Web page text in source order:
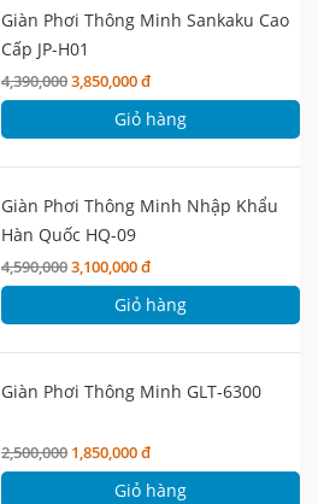
Giàn Phơi Thông Minh Sankaku Cao
Cấp JP-H01
4,390,0003,850,000 đ
Giỏ hàng
Giàn Phơi Thông Minh Nhập Khẩu
Hàn Quốc HQ-09
4,590,0003,100,000 đ
Giỏ hàng
Giàn Phơi Thông Minh GLT-6300
2,500,000 1,850,000 đ
Giỏ hàng